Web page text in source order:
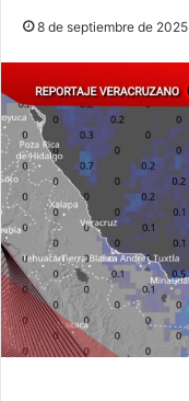
8 de septiembre de 2025